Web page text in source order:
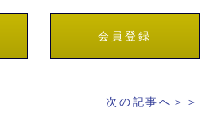
会員登録
次の記事へ＞＞